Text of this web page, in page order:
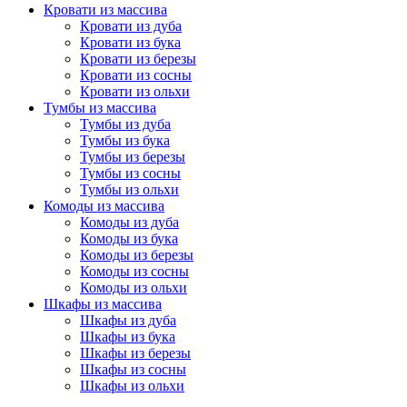
Кровати из массива
Кровати из дуба
Кровати из бука
Кровати из березы
Кровати из сосны
Кровати из ольхи
Тумбы из массива
Тумбы из дуба
Тумбы из бука
Тумбы из березы
Тумбы из сосны
Тумбы из ольхи
Комоды из массива
Комоды из дуба
Комоды из бука
Комоды из березы
Комоды из сосны
Комоды из ольхи
Шкафы из массива
Шкафы из дуба
Шкафы из бука
Шкафы из березы
Шкафы из сосны
Шкафы из ольхи